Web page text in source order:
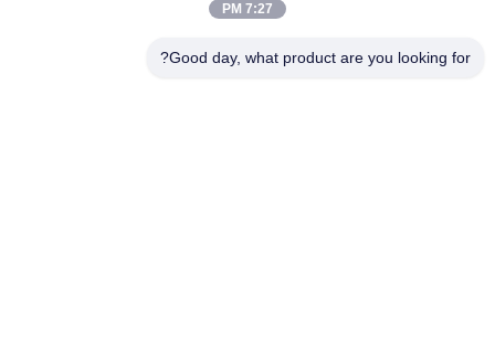
دستگاه بسته بندی دانه های عمودی چند منظوره برای دانه های شکلاتی
7:27 PM
Good day, what product are you looking for?